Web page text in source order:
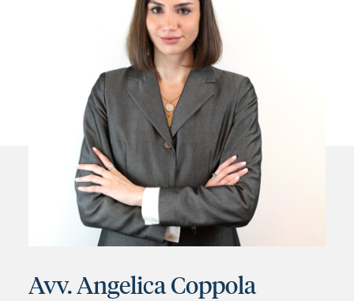
Avv. Angelica Coppola